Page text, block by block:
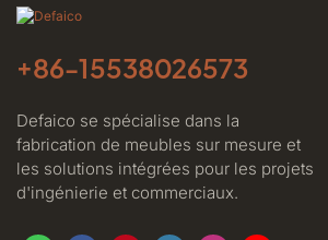
+86-15538026573
Defaico se spécialise dans la
fabrication de meubles sur mesure et
les solutions intégrées pour les projets
d'ingénierie et commerciaux.